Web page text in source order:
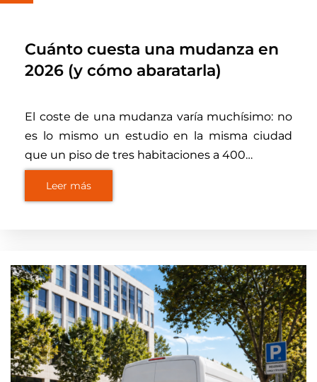
Cuánto cuesta una mudanza en
2026 (y cómo abaratarla)
El coste de una mudanza varía muchísimo: no
es lo mismo un estudio en la misma ciudad
que un piso de tres habitaciones a 400…
Leer más